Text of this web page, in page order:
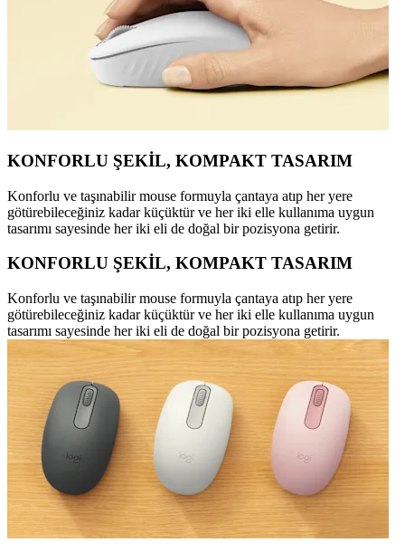
KONFORLU ŞEKİL, KOMPAKT TASARIM
Konforlu ve taşınabilir mouse formuyla çantaya atıp her yere
götürebileceğiniz kadar küçüktür ve her iki elle kullanıma uygun
tasarımı sayesinde her iki eli de doğal bir pozisyona getirir.
KONFORLU ŞEKİL, KOMPAKT TASARIM
Konforlu ve taşınabilir mouse formuyla çantaya atıp her yere
götürebileceğiniz kadar küçüktür ve her iki elle kullanıma uygun
tasarımı sayesinde her iki eli de doğal bir pozisyona getirir.